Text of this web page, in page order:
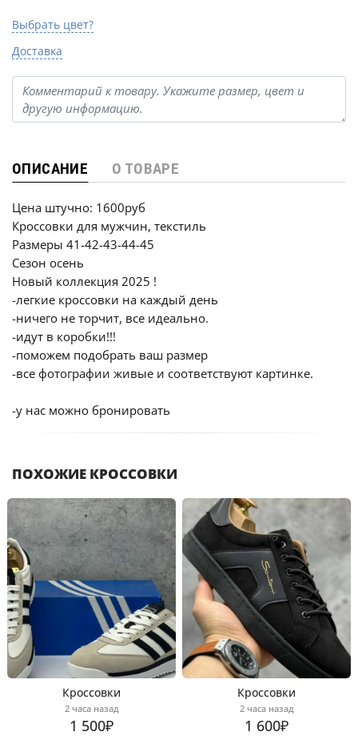
Выбрать цвет?
Доставка
ОПИСАНИЕ О ТОВАРЕ
Цена штучно: 1600руб
Кроссовки для мужчин, текстиль
Размеры 41-42-43-44-45
Сезон осень
Новый коллекция 2025 !
-лeгкие кроссовки на каждый день
-ничего не торчит, всe идеально.
-идут в коробки!!!
-поможем подобрать ваш размер
-все фотографии живые и соответствуют картинке.
-у нас можно бронировать
ПОХОЖИЕ КРОССОВКИ
Кроссовки
2 часа назад
1 500₽
Кроссовки
2 часа назад
1 600₽